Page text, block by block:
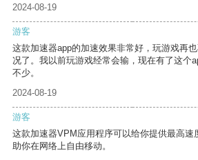
2024-08-19
游客
这款加速器app的加速效果非常好，玩游戏再
况了。我以前玩游戏经常会输，现在有了这个
不少。
2024-08-19
游客
这款加速器VPM应用程序可以给你提供最高速
助你在网络上自由移动。